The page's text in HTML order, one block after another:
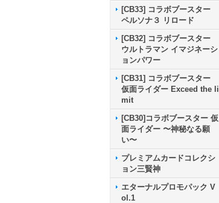
[CB33] コラボブースター
ペルソナ３ リロード
[CB32] コラボブースター
ウルトラマン イマジネーシ
ョンパワー
[CB31] コラボブースター
仮面ライダー Exceed the li
mit
[CB30]コラボブースター 仮
面ライダー 〜神秘なる願
い〜
プレミアムカードコレクシ
ョン三賢神
エターナルプロモパック V
ol.1